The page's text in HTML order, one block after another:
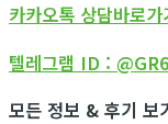
카카오톡 상담바로가
텔레그램 ID :
모든 정보 & 후기 보